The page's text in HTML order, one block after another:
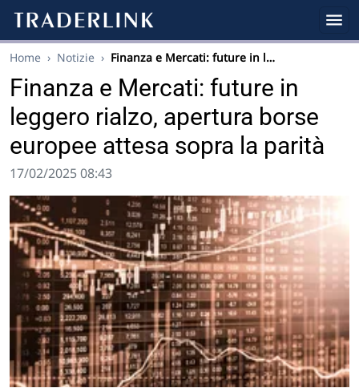
Home › Notizie › Finanza e Mercati: future in l…
Finanza e Mercati: future in
leggero rialzo, apertura borse
europee attesa sopra la parità
17/02/2025 08:43